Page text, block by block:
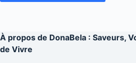
À propos de DonaBela : Saveurs,
de Vivre